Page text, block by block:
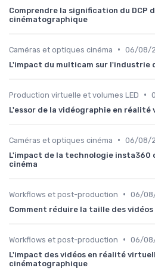
Comprendre la signification du DCP
cinématographique
Caméras et optiques cinéma • 06/08/
L'impact du multicam sur l'industrie
Production virtuelle et volumes LED •
L'essor de la vidéographie en réalité
Caméras et optiques cinéma • 06/08/
L'impact de la technologie insta360
cinéma
Workflows et post-production • 06/
Comment réduire la taille des vidéos
Workflows et post-production • 06/
L'impact des vidéos en réalité
cinématographique